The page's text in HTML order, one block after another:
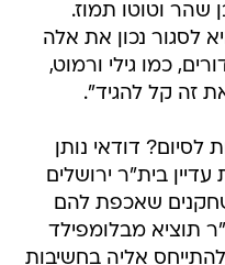
שהר וטוטו תמוז.
לסגור נכון את אלה
כמו גילי ורמוט,
זה קל להגיד".
לסיום? דודאי נותן
בית"ר ירושלים
שאכפת להם
תוציא מבלומפילד
אליה בחשיבות